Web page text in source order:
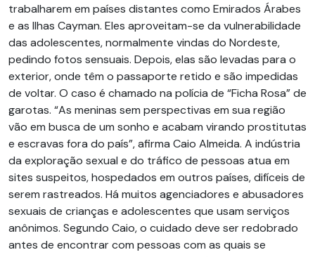
trabalharem em países distantes como Emirados Árabes
e as Ilhas Cayman. Eles aproveitam-se da vulnerabilidade
das adolescentes, normalmente vindas do Nordeste,
pedindo fotos sensuais. Depois, elas são levadas para o
exterior, onde têm o passaporte retido e são impedidas
de voltar. O caso é chamado na polícia de “Ficha Rosa” de
garotas. “As meninas sem perspectivas em sua região
vão em busca de um sonho e acabam virando prostitutas
e escravas fora do país”, afirma Caio Almeida. A indústria
da exploração sexual e do tráfico de pessoas atua em
sites suspeitos, hospedados em outros países, difíceis de
serem rastreados. Há muitos agenciadores e abusadores
sexuais de crianças e adolescentes que usam serviços
anônimos. Segundo Caio, o cuidado deve ser redobrado
antes de encontrar com pessoas com as quais se